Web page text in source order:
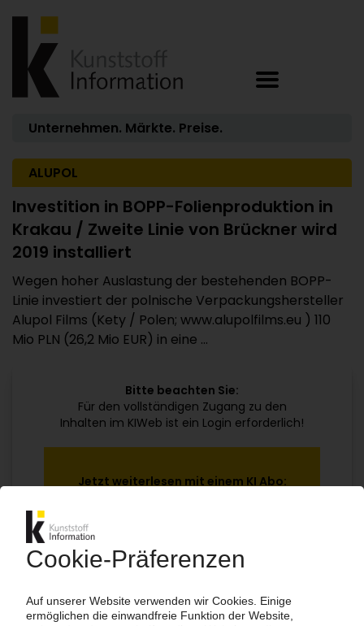
Unternehmen. Märkte. Preise.
ALUPOL
Investition in BOPP-Folienproduktion in
Krakau / Zweite Linie von Brückner wird
2019 installiert
Wegen hoher Auslastung der bestehenden BOPP-
Linie investiert der polnische Verpackungshersteller
Alupol Films (Kety / Polen; www.alupolfilms.eu ) 110
Mio PLN (26,2 Mio EUR) in eine ...
Bitte beachten Sie:
Für den vollständigen Zugang zu den
Inhalten im KIWeb ist ein Login erforderlich!
Jetzt weiterlesen mit einem KI Abo:
Ihr KI Zugang
jährlich kündbar
ab99€/Monat